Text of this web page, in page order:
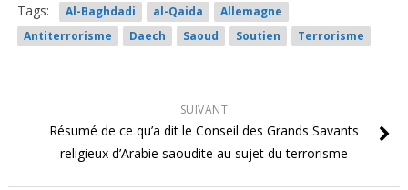
Tags: Al-Baghdadi al-Qaida
Allemagne
Antiterrorisme
Daech Saoud Soutien Terrorisme
SUIVANT
Résumé de ce qu’a dit le Conseil des Grands Savants
religieux d’Arabie saoudite au sujet du terrorisme